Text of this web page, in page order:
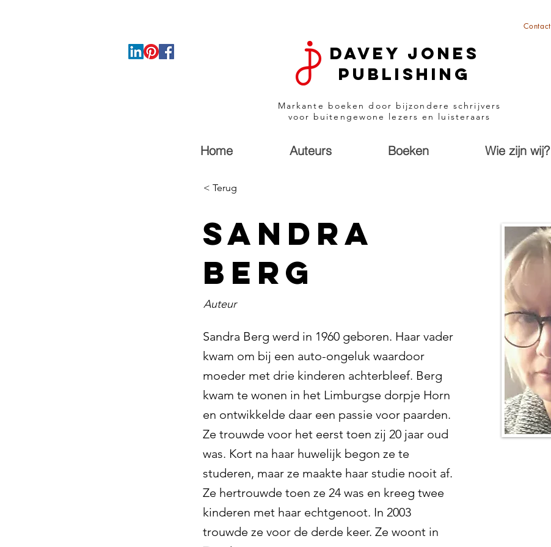
Contact
Davey Jones
Publishing
Markante boeken door bijzondere schrijvers
voor buitengewone lezers en luisteraars
Home Auteurs Boeken Wie zijn wij?
< Terug
Sandra
Berg
Auteur
Sandra Berg werd in 1960 geboren. Haar vader
kwam om bij een auto-ongeluk waardoor
moeder met drie kinderen achterbleef. Berg
kwam te wonen in het Limburgse dorpje Horn
en ontwikkelde daar een passie voor paarden.
Ze trouwde voor het eerst toen zij 20 jaar oud
was. Kort na haar huwelijk begon ze te
studeren, maar ze maakte haar studie nooit af.
Ze hertrouwde toen ze 24 was en kreeg twee
kinderen met haar echtgenoot. In 2003
trouwde ze voor de derde keer. Ze woont in